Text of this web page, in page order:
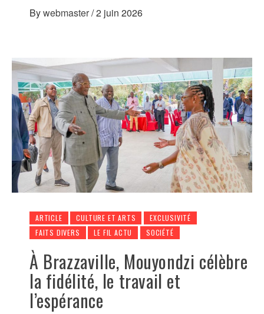
Bywebmaster/2 juin 2026
ARTICLE CULTURE ET ARTS
EXCLUSIVITÉ
FAITS DIVERS
LE FIL ACTU SOCIÉTÉ
À Brazzaville, Mouyondzi célèbre
la fidélité, le travail et
l’espérance